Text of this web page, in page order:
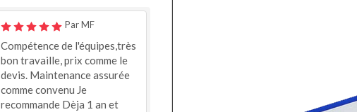
Par MF
Compétence de l'équipes,très
bon travaille, prix comme le
devis. Maintenance assurée
comme convenu Je
recommande Dèja 1 an et